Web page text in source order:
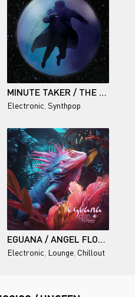
MINUTE TAKER / THE OBLIVION
Electronic Synthpop
EGUANA / ANGEL FLOWER REMIXES (REMIX)
Electronic Lounge Chillout